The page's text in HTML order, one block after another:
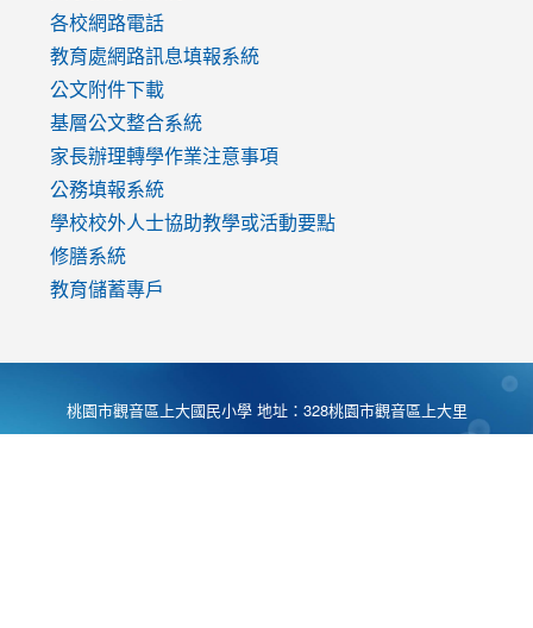
各校網路電話
教育處網路訊息填報系統
公文附件下載
基層公文整合系統
家長辦理轉學作業注意事項
公務填報系統
學校校外人士協助教學或活動要點
修膳系統
教育儲蓄專戶
桃園市觀音區上大國民小學 地址：328桃園市觀音區上大里